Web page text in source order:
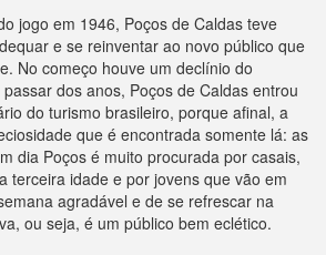
jogo em 1946, Poços de Caldas teve
e se reinventar ao novo público que
No começo houve um declínio do
dos anos, Poços de Caldas entrou
do turismo brasileiro, porque afinal, a
que é encontrada somente lá: as
dia Poços é muito procurada por casais,
terceira idade e por jovens que vão em
agradável e de se refrescar na
ou seja, é um público bem eclético.